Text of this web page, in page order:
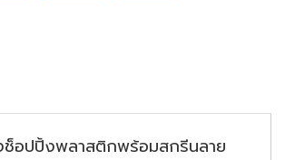
ช็อปปิ้งพลาสติกพร้อมสกรีนลาย